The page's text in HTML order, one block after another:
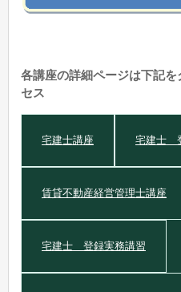
各講座の詳細ページは下記
セス
宅建士講座 宅建士
賃貸不動産経営管理士講座
宅建士 登録実務講習